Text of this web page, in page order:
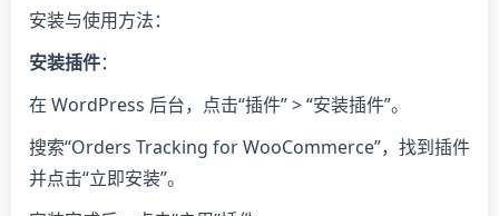
安装与使用方法：
安装插件：
在 WordPress 后台，点击“插件” > “安装插件”。
搜索“Orders Tracking for WooCommerce”，找到插件
并点击“立即安装”。